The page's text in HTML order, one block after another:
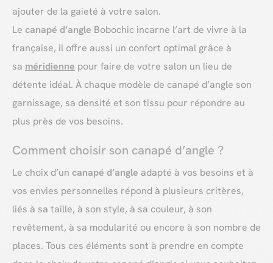
ajouter de la gaieté à votre salon.
Le canapé d’angle Bobochic incarne l’art de vivre à la
française, il offre aussi un confort optimal grâce à
sa méridienne pour faire de votre salon un lieu de
détente idéal. À chaque modèle de canapé d’angle son
garnissage, sa densité et son tissu pour répondre au
plus près de vos besoins.
Comment choisir son canapé d’angle ?
Le choix d’un canapé d’angle adapté à vos besoins et à
vos envies personnelles répond à plusieurs critères,
liés à sa taille, à son style, à sa couleur, à son
revêtement, à sa modularité ou encore à son nombre de
places. Tous ces éléments sont à prendre en compte